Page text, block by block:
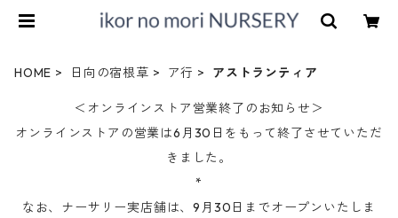
HOME 日向の宿根草 ア行 アストランティア
＜オンラインストア営業終了のお知らせ＞
オンラインストアの営業は6月30日をもって終了させていただ
きました。
*
なお、ナーサリー実店舗は、9月30日までオープンいたしま